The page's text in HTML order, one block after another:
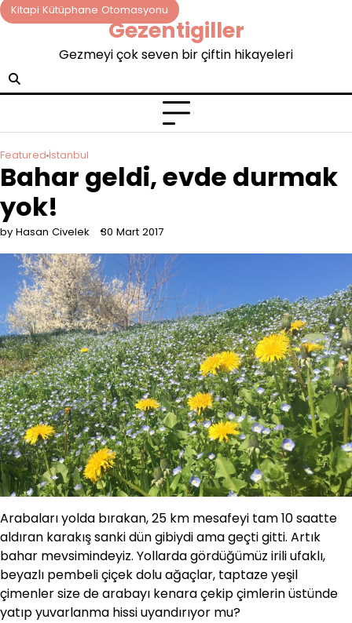
Skip
to
Kitapi Kütüphane Otomasyonu
Gezentigiller
Gezmeyi çok seven bir çiftin hikayeleri
Featured İstanbul
Bahar geldi, evde durmak
yok!
by Hasan Civelek 30 Mart 2017
Arabaları yolda bırakan, 25 km mesafeyi tam 10 saatte
aldıran karakış sanki dün gibiydi ama geçti gitti. Artık
bahar mevsimindeyiz. Yollarda gördüğümüz irili ufaklı,
beyazlı pembeli çiçek dolu ağaçlar, taptaze yeşil
çimenler size de arabayı kenara çekip çimlerin üstünde
yatıp yuvarlanma hissi uyandırıyor mu?